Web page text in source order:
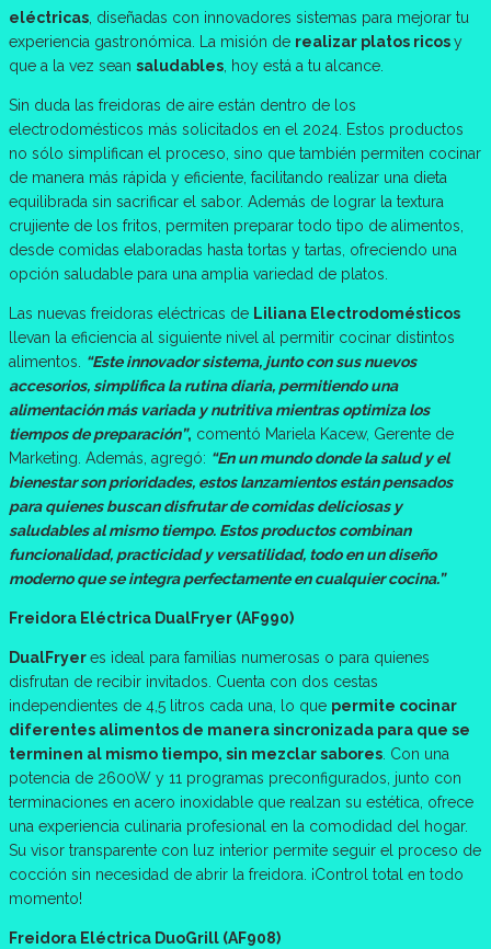
eléctricas, diseñadas con innovadores sistemas para mejorar tu
experiencia gastronómica. La misión de realizar platos ricosy
que a la vez sean saludables, hoy está a tu alcance.
Sin duda las freidoras de aire están dentro de los
electrodomésticos más solicitados en el 2024. Estos productos
no sólo simplifican el proceso, sino que también permiten cocinar
de manera más rápida y eficiente, facilitando realizar una dieta
equilibrada sin sacrificar el sabor. Además de lograr la textura
crujiente de los fritos, permiten preparar todo tipo de alimentos,
desde comidas elaboradas hasta tortas y tartas, ofreciendo una
opción saludable para una amplia variedad de platos.
Las nuevas freidoras eléctricas de Liliana Electrodomésticos
llevan la eficiencia al siguiente nivel al permitir cocinar distintos
alimentos. “Este innovador sistema, junto con sus nuevos
accesorios, simplifica la rutina diaria, permitiendo una
alimentación más variada y nutritiva mientras optimiza los
tiempos de preparación”, comentó Mariela Kacew, Gerente de
Marketing. Además, agregó: “En un mundo donde la salud y el
bienestar son prioridades, estos lanzamientos están pensados
para quienes buscan disfrutar de comidas deliciosas y
saludables al mismo tiempo. Estos productos combinan
funcionalidad, practicidad y versatilidad, todo en un diseño
moderno que se integra perfectamente en cualquier cocina.”
Freidora Eléctrica DualFryer (AF990)
DualFryeres ideal para familias numerosas o para quienes
disfrutan de recibir invitados. Cuenta con dos cestas
independientes de 4,5 litros cada una, lo que permite cocinar
diferentes alimentos de manera sincronizada para que se
terminen al mismo tiempo, sin mezclar sabores. Con una
potencia de 2600W y 11 programas preconfigurados, junto con
terminaciones en acero inoxidable que realzan su estética, ofrece
una experiencia culinaria profesional en la comodidad del hogar.
Su visor transparente con luz interior permite seguir el proceso de
cocción sin necesidad de abrir la freidora. ¡Control total en todo
momento!
Freidora Eléctrica DuoGrill (AF908)